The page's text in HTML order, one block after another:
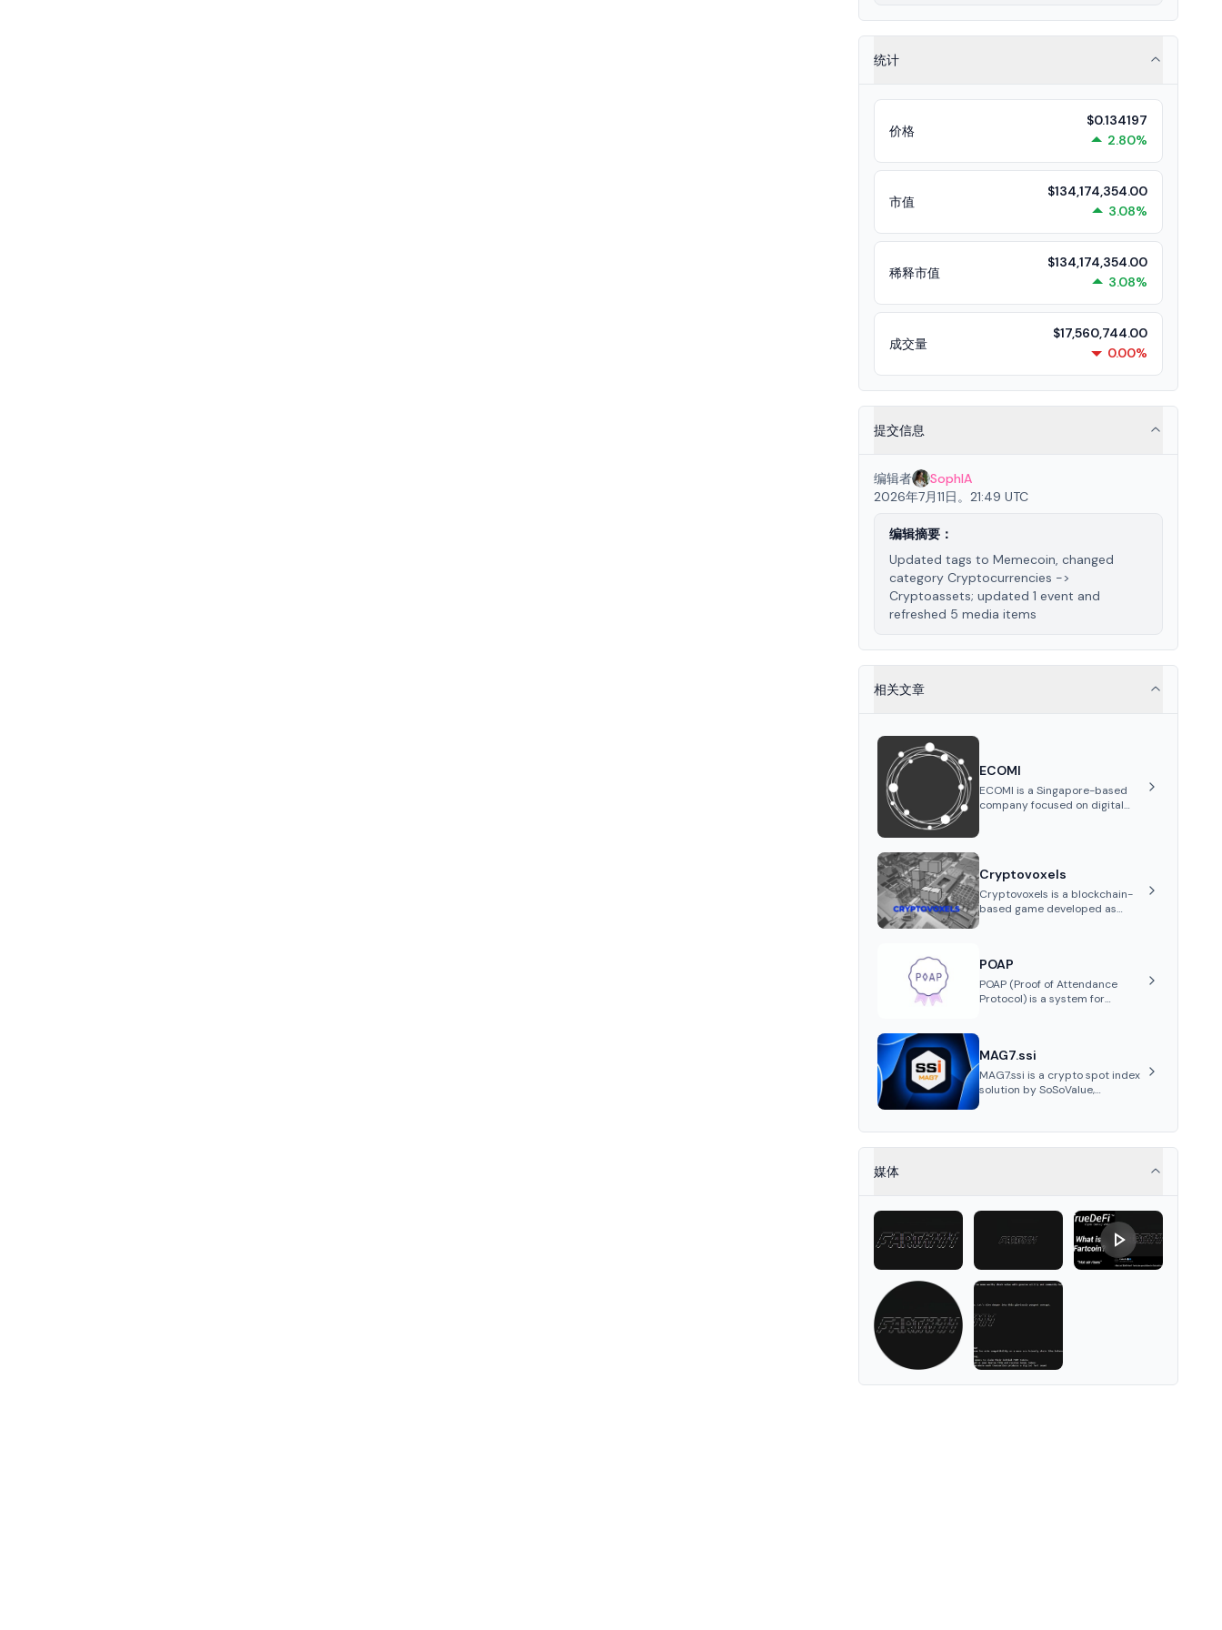
统计
价格
$0.134197
2.80%
市值
$134,174,354.00
3.08%
稀释市值
$134,174,354.00
3.08%
成交量
$17,560,744.00
0.00%
提交信息
编辑者
SophIA
2026年7月11日。21:49 UTC
编辑摘要：
Updated tags to Memecoin, changed
category Cryptocurrencies ->
Cryptoassets; updated 1 event and
refreshed 5 media items
相关文章
ECOMI
ECOMI is a Singapore-based
company focused on digital
digital assets.
Cryptovoxels
Cryptovoxels is a blockchain-
based game developed as
POAP
POAP (Proof of Attendance
Protocol) is a system for
verifiable proof of attendance
at vir...
MAG7.ssi
MAG7.ssi is a crypto spot index
solution by SoSoValue,
risk-resistant passive index
investing with systematic beta
媒体